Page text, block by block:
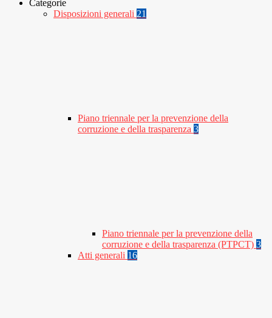
Categorie
Disposizioni generali 21
Piano triennale per la prevenzione della
corruzione e della trasparenza 3
Piano triennale per la prevenzione della
corruzione e della trasparenza (PTPCT) 3
Atti generali 16